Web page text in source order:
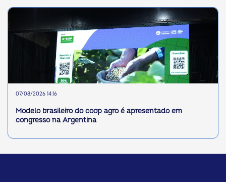
07/08/2026 14:16
Modelo brasileiro do coop agro é apresentado em
congresso na Argentina